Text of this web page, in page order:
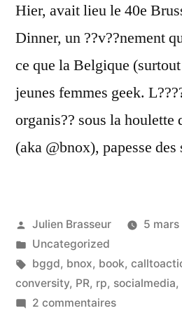
Hier, avait lieu le 40e
Dinner, un ??v??nement
ce que la Belgique
jeunes femmes geek.
organis?? sous la
(aka @bnox), papesse
Publié
par
Julien Brasseur
5 mars
Publié
dans
Uncategorized
Étiquettes :
bggd, bnox, book,
conversity, PR, rp, socialmedia,
2 commentairessur